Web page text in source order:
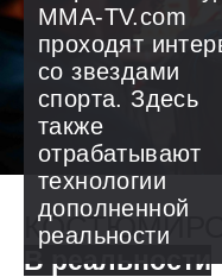
ММА-TV.com
проходят
со звездами
спорта. Здесь
также
отрабатывают
технологии
дополненной
реальности
В реальности